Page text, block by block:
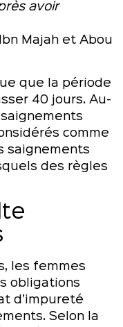
avoir
Majah et Abou
que la période
40 jours. Au-
comme
saignements
des règles
les femmes
obligations
d’impureté
Selon la